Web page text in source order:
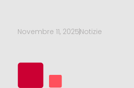
Novembre 11, 2025Notizie